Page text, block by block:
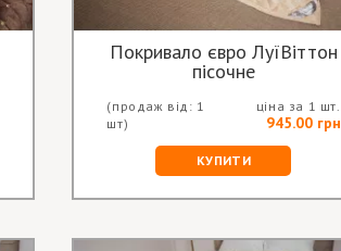
Покривало євро ЛуїВіттон
пісочне
(продаж від: 1
шт)
ціна за 1 шт.
945.00 грн
КУПИТИ